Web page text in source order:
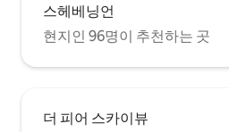
스헤베닝언
현지인 96명이 추천하는 곳
더 피어 스카이뷰